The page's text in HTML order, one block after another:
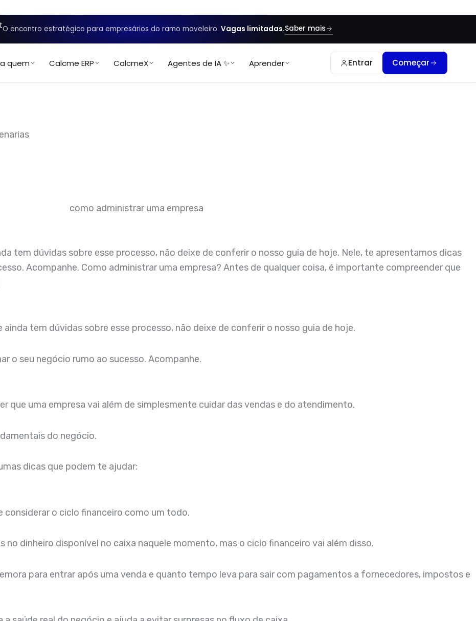
O encontro estratégico para empresários do ramo moveleiro. Vagas limitadas.Saber mais
quem Calcme ERP CalcmeX Agentes de IA ✨ Aprender Entrar Começar
tem dúvidas sobre esse processo, não deixe de conferir o nosso guia de hoje. Nele, te apresentamos dicas
Acompanhe. Como administrar uma empresa? Antes de qualquer coisa, é importante compreender que
ainda tem dúvidas sobre esse processo, não deixe de conferir o nosso guia de hoje.
o seu negócio rumo ao sucesso. Acompanhe.
que uma empresa vai além de simplesmente cuidar das vendas e do atendimento.
do negócio.
dicas que podem te ajudar:
considerar o ciclo financeiro como um todo.
dinheiro disponível no caixa naquele momento, mas o ciclo financeiro vai além disso.
para entrar após uma venda e quanto tempo leva para sair com pagamentos a fornecedores, impostos e